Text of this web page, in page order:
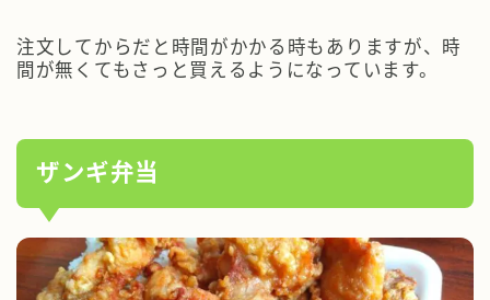
注文してからだと時間がかかる時もありますが、時
間が無くてもさっと買えるようになっています。
ザンギ弁当